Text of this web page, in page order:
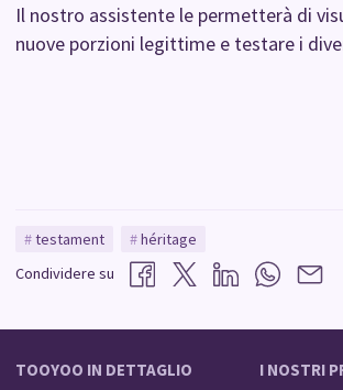
Il nostro assistente le permetterà di
nuove porzioni legittime e testare i
testament
héritage
Condividere su
TOOYOO IN DETTAGLIO I NOSTRI